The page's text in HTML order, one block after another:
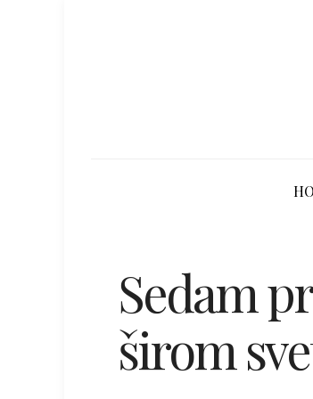
Sedam
širom